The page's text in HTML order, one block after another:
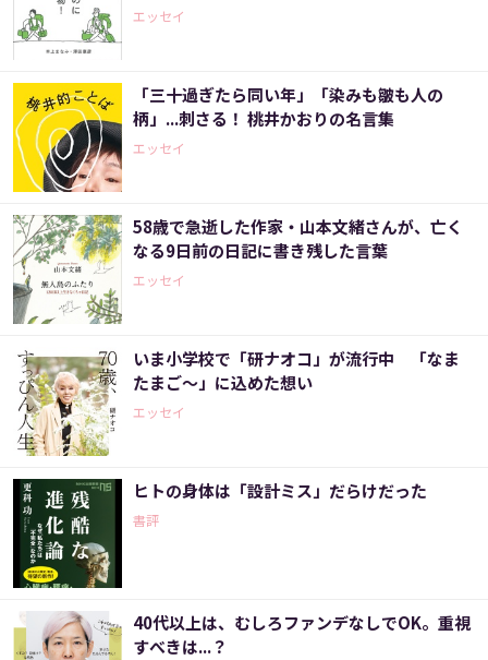
エッセイ
「三十過ぎたら同い年」「染みも皺も人の
柄」...刺さる！ 桃井かおりの名言集
エッセイ
58歳で急逝した作家・山本文緒さんが、亡く
なる9日前の日記に書き残した言葉
エッセイ
いま小学校で「研ナオコ」が流行中 「なま
たまご～」に込めた想い
エッセイ
ヒトの身体は「設計ミス」だらけだった
書評
40代以上は、むしろファンデなしでOK。重視
すべきは...？